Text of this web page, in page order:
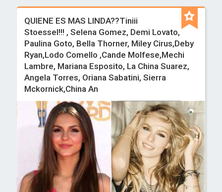
QUIENE ES MAS LINDA??Tiniii
Stoessel!!! , Selena Gomez, Demi Lovato,
Paulina Goto, Bella Thorner, Miley Cirus,Deby
Ryan,Lodo Comello ,Cande Molfese,Mechi
Lambre, Mariana Esposito, La China Suarez,
Angela Torres, Oriana Sabatini, Sierra
Mckornick,China An